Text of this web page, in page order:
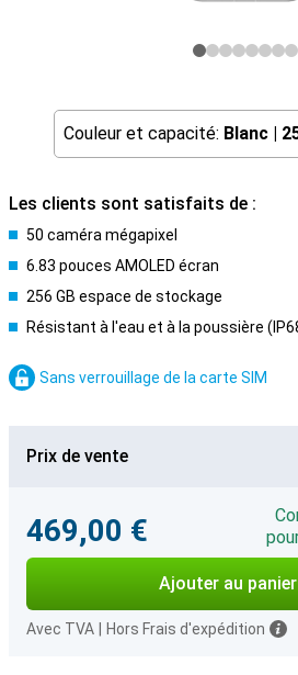
Couleur et capacité: Blanc |
Les clients sont satisfaits de :
50 caméra mégapixel
6.83 pouces AMOLED écran
256 GB espace de stockage
Résistant à l'eau et à la poussière
Sans verrouillage de la carte SIM
Prix de vente
469,00 €
Ajouter au panier
Avec TVA Hors Frais d'expédition